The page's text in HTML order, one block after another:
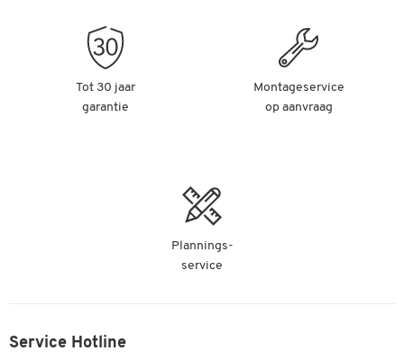
Tot 30 jaar
garantie
Montageservice
op aanvraag
Plannings-
service
Service Hotline